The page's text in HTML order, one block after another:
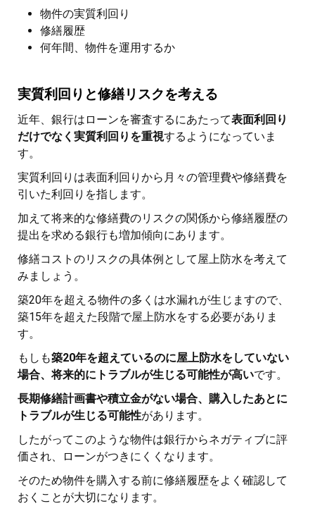
物件の実質利回り
修繕履歴
何年間、物件を運用するか
実質利回りと修繕リスクを考える
近年、銀行はローンを審査するにあたって表面利回り
だけでなく実質利回りを重視するようになっていま
す。
実質利回りは表面利回りから月々の管理費や修繕費を
引いた利回りを指します。
加えて将来的な修繕費のリスクの関係から修繕履歴の
提出を求める銀行も増加傾向にあります。
修繕コストのリスクの具体例として屋上防水を考えて
みましょう。
築20年を超える物件の多くは水漏れが生じますので、
築15年を超えた段階で屋上防水をする必要がありま
す。
もしも築20年を超えているのに屋上防水をしていない
場合、将来的にトラブルが生じる可能性が高いです。
長期修繕計画書や積立金がない場合、購入したあとに
トラブルが生じる可能性があります。
したがってこのような物件は銀行からネガティブに評
価され、ローンがつきにくくなります。
そのため物件を購入する前に修繕履歴をよく確認して
おくことが大切になります。